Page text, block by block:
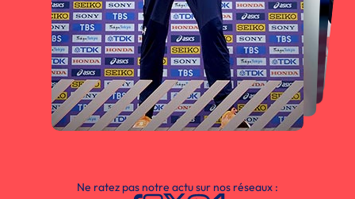
Ne ratez pas notre actu sur nos réseaux :